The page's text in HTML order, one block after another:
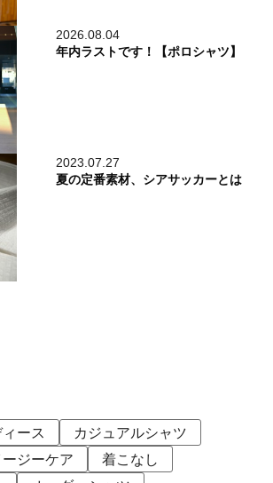
2026.08.04
年内ラストです！【ポロシャツ】
2023.07.27
夏の定番素材、シアサッカーとは
ィース
カジュアルシャツ
ージーケア
着こなし